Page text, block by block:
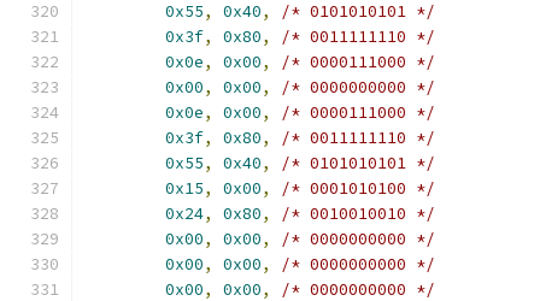
0x55, 0x40,
/* 0101010101 */
0x3f, 0x80,
/* 0011111110 */
0x0e, 0x00,
/* 0000111000 */
0x00, 0x00,
/* 0000000000 */
0x0e, 0x00,
/* 0000111000 */
0x3f, 0x80,
/* 0011111110 */
0x55, 0x40,
/* 0101010101 */
0x15, 0x00,
/* 0001010100 */
0x24, 0x80,
/* 0010010010 */
0x00, 0x00,
/* 0000000000 */
0x00, 0x00,
/* 0000000000 */
0x00, 0x00, /* 0000000000 */